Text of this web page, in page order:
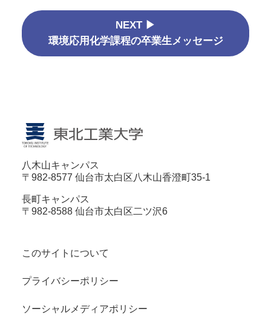
NEXT ▶
環境応用化学課程の卒業生メッセージ
八木山キャンパス
〒982-8577 仙台市太白区八木山香澄町35-1
長町キャンパス
〒982-8588 仙台市太白区二ツ沢6
このサイトについて
プライバシーポリシー
ソーシャルメディアポリシー